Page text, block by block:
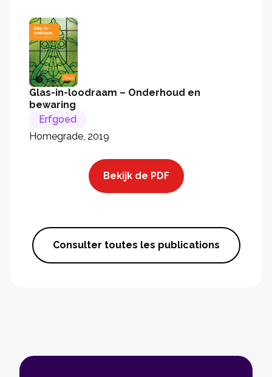
Glas-in-loodraam – Onderhoud en
bewaring
Erfgoed
Homegrade, 2019
Bekijk de PDF
Consulter toutes les publications